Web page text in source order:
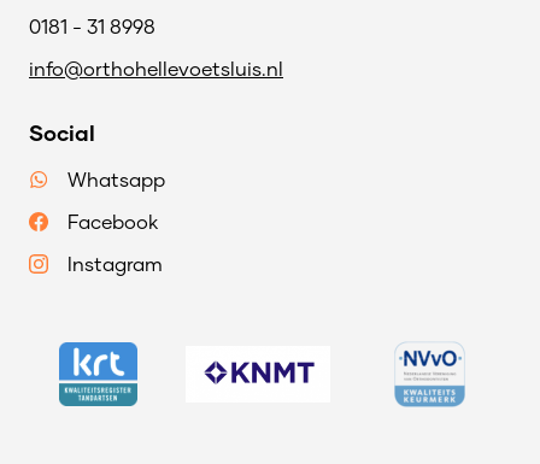
0181 - 31 8998
info@orthohellevoetsluis.nl
Social
Whatsapp
Facebook
Instagram